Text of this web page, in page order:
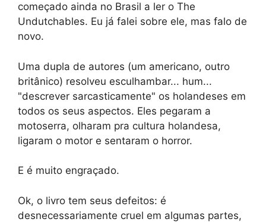
começado ainda no Brasil a ler o The
Undutchables. Eu já falei sobre ele, mas falo de
novo.
Uma dupla de autores (um americano, outro
britânico) resolveu esculhambar... hum...
"descrever sarcasticamente" os holandeses em
todos os seus aspectos. Eles pegaram a
motoserra, olharam pra cultura holandesa,
ligaram o motor e sentaram o horror.
E é muito engraçado.
Ok, o livro tem seus defeitos: é
desnecessariamente cruel em algumas partes,